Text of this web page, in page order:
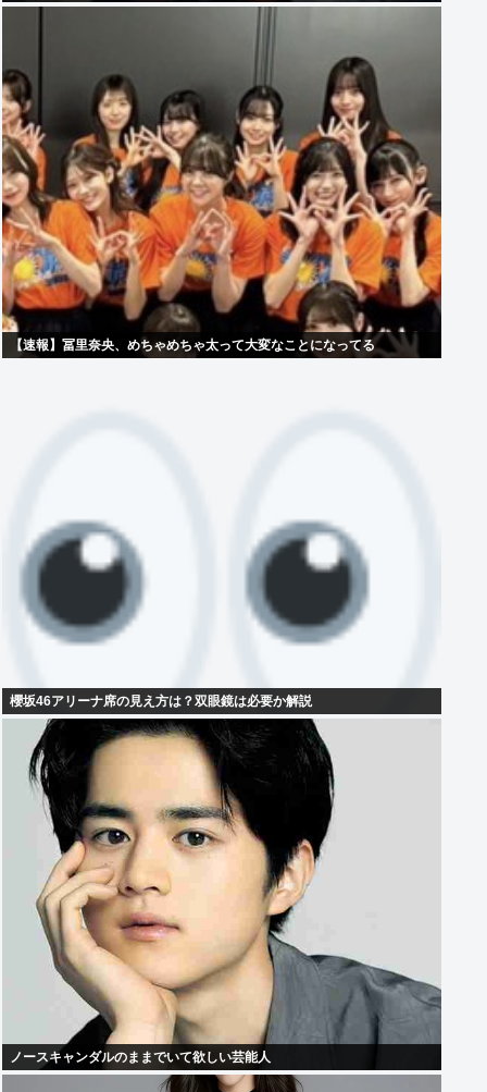
【速報】冨里奈央、めちゃめちゃ太って大変なことになってる
櫻坂46アリーナ席の見え方は？双眼鏡は必要か解説
ノースキャンダルのままでいて欲しい芸能人